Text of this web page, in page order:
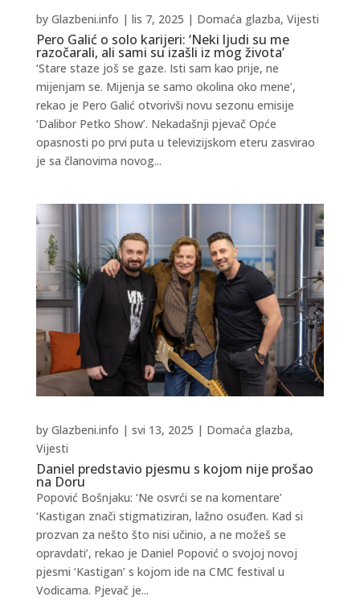
Pero Galić o solo karijeri: ‘Neki ljudi su me
razočarali, ali sami su izašli iz mog života’
by Glazbeni.info | lis 7, 2025 | Domaća glazba, Vijesti
‘Stare staze još se gaze. Isti sam kao prije, ne
mijenjam se. Mijenja se samo okolina oko mene’,
rekao je Pero Galić otvorivši novu sezonu emisije
‘Dalibor Petko Show’. Nekadašnji pjevač Opće
opasnosti po prvi puta u televizijskom eteru zasvirao
je sa članovima novog...
Daniel predstavio pjesmu s kojom nije prošao
na Doru
by Glazbeni.info | svi 13, 2025 | Domaća glazba,
Vijesti
Popović Bošnjaku: ‘Ne osvrći se na komentare’
‘Kastigan znači stigmatiziran, lažno osuđen. Kad si
prozvan za nešto što nisi učinio, a ne možeš se
opravdati’, rekao je Daniel Popović o svojoj novoj
pjesmi ‘Kastigan’ s kojom ide na CMC festival u
Vodicama. Pjevač je...